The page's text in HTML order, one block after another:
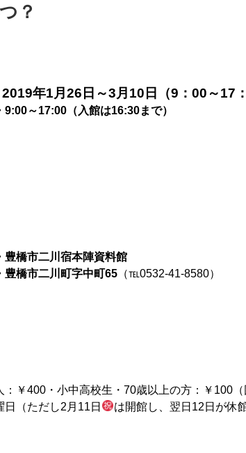
？
2019年1月26日～3月10日（9：00～17：
9:00～17:00（入館は16:30まで）
豊橋市二川宿本陣資料館
豊橋市二川町字中町65 （℡0532-41-8580）
：￥400・小中高校生・70歳以上の方：￥100（
（ただし2月11日
は開館し、翌日12日が休